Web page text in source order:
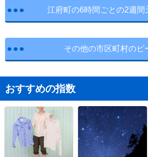
江府町の6時間ごとの2週間
その他の市区町村のビ
おすすめの指数